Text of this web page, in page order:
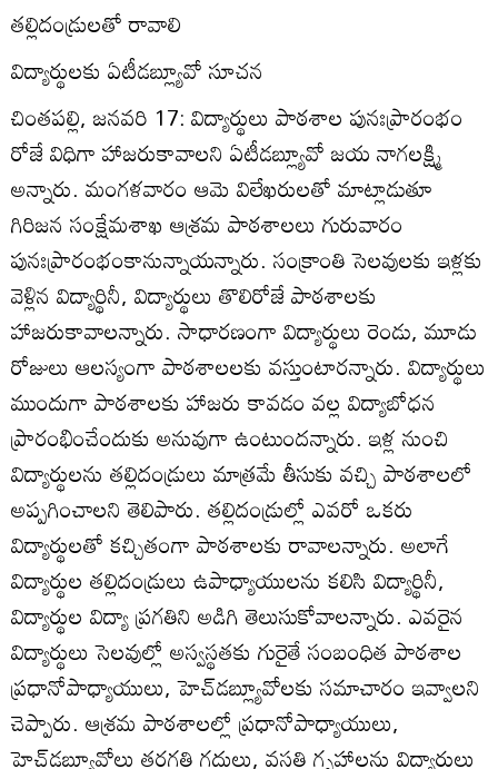
తల్లిదండ్రులతో రావాలి
విద్యార్థులకు ఏటీడబ్ల్యూవో సూచన
చింతపల్లి, జనవరి 17: విద్యార్థులు పాఠశాల పునఃప్రారంభం
రోజే విధిగా హాజరుకావాలని ఏటీడబ్ల్యూవో జయ నాగలక్ష్మి
అన్నారు. మంగళవారం ఆమె విలేఖరులతో మాట్లాడుతూ
గిరిజన సంక్షేమశాఖ ఆశ్రమ పాఠశాలలు గురువారం
పునఃప్రారంభంకానున్నాయన్నారు. సంక్రాంతి సెలవులకు ఇళ్లకు
వెళ్లిన విద్యార్థినీ, విద్యార్థులు తొలిరోజే పాఠశాలకు
హాజరుకావాలన్నారు. సాధారణంగా విద్యార్థులు రెండు, మూడు
రోజులు ఆలస్యంగా పాఠశాలలకు వస్తుంటారన్నారు. విద్యార్థులు
ముందుగా పాఠశాలకు హాజరు కావడం వల్ల విద్యాబోధన
ప్రారంభించేందుకు అనువుగా ఉంటుందన్నారు. ఇళ్ల నుంచి
విద్యార్థులను తల్లిదండ్రులు మాత్రమే తీసుకు వచ్చి పాఠశాలలో
అప్పగించాలని తెలిపారు. తల్లిదండ్రుల్లో ఎవరో ఒకరు
విద్యార్థులతో కచ్చితంగా పాఠశాలకు రావాలన్నారు. అలాగే
విద్యార్థుల తల్లిదండ్రులు ఉపాధ్యాయులను కలిసి విద్యార్థినీ,
విద్యార్థుల విద్యా ప్రగతిని అడిగి తెలుసుకోవాలన్నారు. ఎవరైన
విద్యార్థులు సెలవుల్లో అస్వస్థతకు గురైతే సంబంధిత పాఠశాల
ప్రధానోపాధ్యాయులు, హెచ్‌డబ్ల్యూవోలకు సమాచారం ఇవ్వాలని
చెప్పారు. ఆశ్రమ పాఠశాలల్లో ప్రధానోపాధ్యాయులు,
హెచ్‌డబ్ల్యూవోలు తరగతి గదులు, వసతి గృహాలను విద్యార్థులు